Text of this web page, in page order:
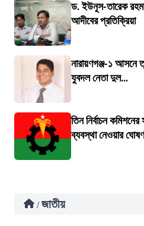
ড. ইউনূস-তারেক
আদীবের প্রতিক্রিয়া
নারায়ণগঞ্জ-১ আসনে
যুবদল নেতা দুল...
তিন নির্বাচন
ব্যবস্থা নেওয়ার
/ জাতীয়